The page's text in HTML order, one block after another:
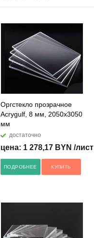
Оргстекло прозрачное
Acrygulf, 8 мм, 2050х3050
мм
достаточно
цена: 1 278,17 BYN /лист
ПОДРОБНЕЕ КУПИТЬ